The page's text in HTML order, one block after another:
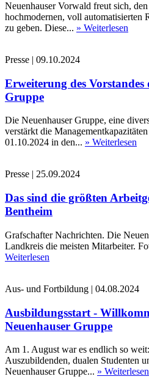
Neuenhauser Vorwald freut sich,
hochmodernen, voll automatisierten
zu geben. Diese... » Weiterlesen
Presse | 09.10.2024
Erweiterung des Vorstandes
Gruppe
Die Neuenhauser Gruppe, eine
verstärkt die
01.10.2024 in den... » Weiterlesen
Presse | 25.09.2024
Das sind die größten
Bentheim
Grafschafter Nachrichten. Die
Landkreis die meisten Mitarbeiter.
Weiterlesen
Aus- und Fortbildung | 04.08.2024
Ausbildungsstart -
Neuenhauser Gruppe
Am 1. August war es endlich so
Auszubildenden, dualen Studenten
Neuenhauser Gruppe... » Weiterlesen